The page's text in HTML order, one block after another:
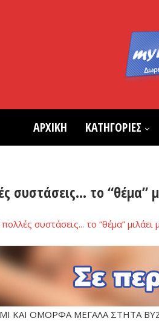
ΑΡΧΙΚΗ ΚΑΤΗΓΟΡΙΕΣ
συστάσεις… το “θέμα”
ΚΑΙ ΟΜΟΡΦΑ ΜΕΓΑΛΑ ΣΤΗΤΑ